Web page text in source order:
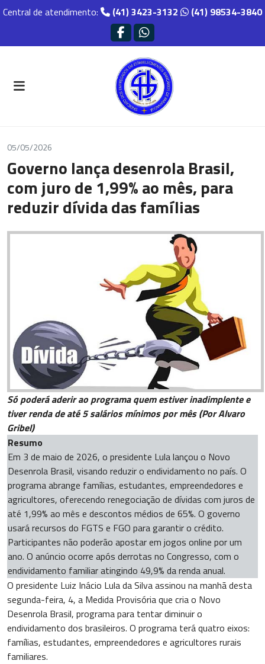
Central de atendimento: (41) 3423-3132 (41) 98534-3840
05/05/2026
Governo lança desenrola Brasil,
com juro de 1,99% ao mês, para
reduzir dívida das famílias
Só poderá aderir ao programa quem estiver inadimplente e
tiver renda de até 5 salários mínimos por mês (Por Alvaro
Gribel)
Resumo
Em 3 de maio de 2026, o presidente Lula lançou o Novo
Desenrola Brasil, visando reduzir o endividamento no país. O
programa abrange famílias, estudantes, empreendedores e
agricultores, oferecendo renegociação de dívidas com juros de
até 1,99% ao mês e descontos médios de 65%. O governo
usará recursos do FGTS e FGO para garantir o crédito.
Participantes não poderão apostar em jogos online por um
ano. O anúncio ocorre após derrotas no Congresso, com o
endividamento familiar atingindo 49,9% da renda anual.
O presidente Luiz Inácio Lula da Silva assinou na manhã desta
segunda-feira, 4, a Medida Provisória que cria o Novo
Desenrola Brasil, programa para tentar diminuir o
endividamento dos brasileiros. O programa terá quatro eixos:
famílias, estudantes, empreendedores e agricultores rurais
familiares.